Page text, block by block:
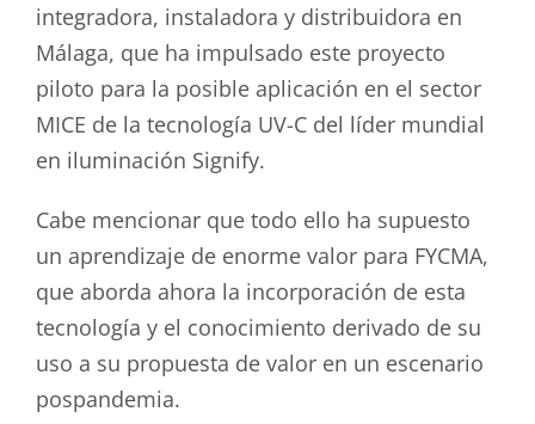
integradora, instaladora y distribuidora en
Málaga, que ha impulsado este proyecto
piloto para la posible aplicación en el sector
MICE de la tecnología UV-C del líder mundial
en iluminación Signify.
Cabe mencionar que todo ello ha supuesto
un aprendizaje de enorme valor para FYCMA,
que aborda ahora la incorporación de esta
tecnología y el conocimiento derivado de su
uso a su propuesta de valor en un escenario
pospandemia.